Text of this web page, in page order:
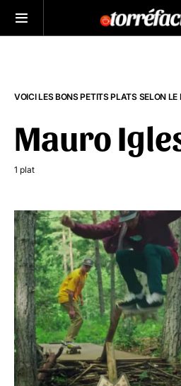
VOICI LES BONS PETITS PLATS SELON LE
Mauro
1 plat